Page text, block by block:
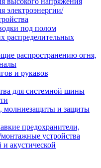
электроэнергии/
под полом
распределительных
распространению огня,
и рукавов
для системной шины
молниезащиты и защиты
предохранители,
устройства
и акустической